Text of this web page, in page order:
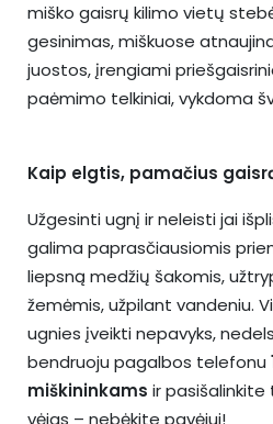
miško gaisrų kilimo vietų
gesinimas, miškuose
juostos, įrengiami
paėmimo telkiniai, vykdoma
Kaip elgtis, pamačius
Užgesinti ugnį ir neleisti jai
galima paprasčiausiomis
liepsną medžių šakomis,
žemėmis, užpilant vandeniu.
ugnies įveikti nepavyks,
bendruoju pagalbos telefonu
miškininkams ir pasišalinkite
vėjas – nebėkite pavėjui!